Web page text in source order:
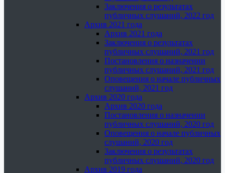
Заключения о результатах
публичных слушаний, 2022 год
Архив 2021 года
Архив 2021 года
Заключения о результатах
публичных слушаний, 2021 год
Постановления о назначении
публичных слушаний, 2021 год
Оповещения о начале публичных
слушаний, 2021 год
Архив 2020 года
Архив 2020 года
Постановления о назначении
публичных слушаний, 2020 год
Оповещения о начале публичных
слушаний, 2020 год
Заключения о результатах
публичных слушаний, 2020 год
Архив 2019 года